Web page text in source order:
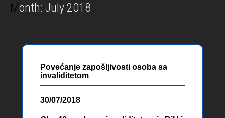
Month: July 2018
Povećanje zapošljivosti osoba sa
invaliditetom
30/07/2018